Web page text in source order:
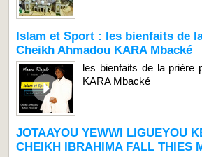
Islam et Sport : les bienfaits de
Cheikh Ahmadou KARA Mbacké
les bienfaits de la prière
KARA Mbacké
JOTAAYOU YEWWI LIGUEYOU
CHEIKH IBRAHIMA FALL THIES